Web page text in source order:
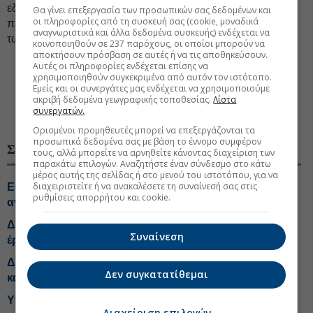
εδώ και χρόνια) για τον μηχανισμό αναδιανομής των
περικοπών, με στόχο τη πιο δίκαιη κατανομή τους μεταξύ
των σταθμών ΑΠΕ.
#Ανανεώσιμες πηγές ενέργειας #Επένδυση ενέργεια
#Υπουργείο Περιβάλλοντος-Ενέργειας
#Φωτοβολταϊκό πάρκο
ΣΧΕΤΙΚΑ ΘΕΜΑΤΑ
ΕΟΑΝ: Στα €132 ανά τόνο η ελάχιστη εισφορά για την
ανακύκλωση φωτοβολταϊκών
ΔΕΗ: Επεκτείνεται στην αγορά της Ουγγαρίας με νέα
έργα ΑΠΕ
ΔΕΗ: Κοντά σε deal με πάροχο στην Ιταλία, έρχονται
και νέες αγορές ΑΠΕ
Υποβλήθηκε αίτημα για ρήτρα διαφυγής, στο
Θα γίνει επεξεργασία των προσωπικών σας δεδομένων και
οι πληροφορίες από τη συσκευή σας (cookie, μοναδικά
αναγνωριστικά και άλλα δεδομένα συσκευής) ενδέχεται να
κοινοποιηθούν σε 237 παρόχους, οι οποίοι μπορούν να
αποκτήσουν πρόσβαση σε αυτές ή να τις αποθηκεύσουν.
Αυτές οι πληροφορίες ενδέχεται επίσης να
χρησιμοποιηθούν συγκεκριμένα από αυτόν τον ιστότοπο.
Εμείς και οι συνεργάτες μας ενδέχεται να χρησιμοποιούμε
ακριβή δεδομένα γεωγραφικής τοποθεσίας.Λίστα
συνεργατών.
Ορισμένοι προμηθευτές μπορεί να επεξεργάζονται τα
προσωπικά δεδομένα σας με βάση το έννομο συμφέρον
τους, αλλά μπορείτε να αρνηθείτε κάνοντας διαχείριση των
παρακάτω επιλογών. Αναζητήστε έναν σύνδεσμο στο κάτω
μέρος αυτής της σελίδας ή στο μενού του ιστοτόπου, για να
διαχειριστείτε ή να ανακαλέσετε τη συναίνεσή σας στις
ρυθμίσεις απορρήτου και cookie.
Συναίνεση
Δεν συγκατατίθεμαι